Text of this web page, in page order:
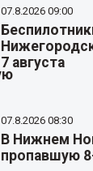
07.8.2026 09:00
7 августа
07.8.2026 08:30
В Нижнем
пропавшую